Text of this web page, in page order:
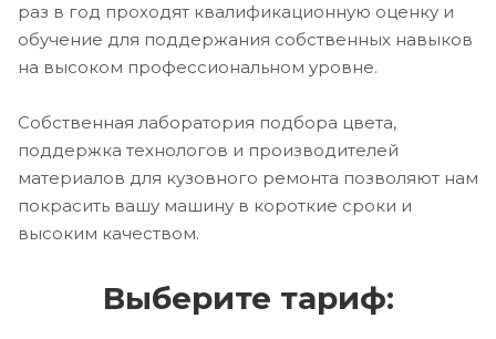
раз в год проходят квалификационную оценку и
обучение для поддержания собственных навыков
на высоком профессиональном уровне.
Собственная лаборатория подбора цвета,
поддержка технологов и производителей
материалов для кузовного ремонта позволяют нам
покрасить вашу машину в короткие сроки и
высоким качеством.
Выберите тариф: